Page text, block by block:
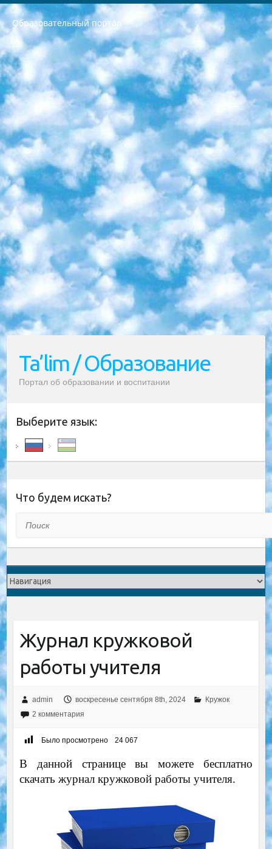
Образовательный портал
РЕСПУБЛИКА УЗБЕКИСТАН МИНИСТРЕРСТВО ДОШКОЛЬНОГО И ШКОЛЬНОГО ОБРАЗОВАНИЯ КОМАНДА в общеобразовательных учреждениях в 2023-2024 учебном году организация и проведение итоговой государственной аттестации обучающихся о Министра дошкольного и школьного образования Республики Узбекистан от 4 марта 2008 года (постановлением Минюста от 20 марта 2008 года № 1778 государственной регистрации) «Итоговое состояние учащихся общего среднего образования на основании положения об утверждении положения об аттестации общего среднего образования выпускной экзамен студентов в образовательных учреждениях в 2023-2024 учебном году В целях организации и прохождения аттестации приказываю: 1. Следующее: перечень предметов, по которым будет проводиться итоговая государственная аттестация и экзамен формы перевода согласно приложению 1; сертификаты международного образца, оценивающие уровень владения иностранными языками перечень согласно приложению 2; 2. Педагогический при специализированных образовательных учреждениях. научно-практический центр квалификации и международной оценки (Д.Давидова) 2024 г. До 25 марта: задания по предметам, по которым будет проводиться итоговая аттестация разработка и утверждение технических условий; итоговая аттестация на основании разработанного предметного задания разработка вопросов по предметам (устно и письменно), экзамен передача; общеобразовательные средние школы и специальные учебные заведения учащиеся выпускных классов школ и интернатов в агентской системе подготовка базы данных экзаменационных материалов и критериев оценки; перевод базы экзаменационных материалов на все языки обучения подать в Республиканский образовательный центр для изготовления; варианты экзаменов на основе разработанных контрольных материалов пусть будут поставлены задачи формирования. 3. Республиканский образовательный центр (Ш.Худайкулов) до 5 апреля 2024 года. до: база данных предоставленных экзаменационных материалов на все языки обучения перевод и экспертиза; для слепых, слабовидящих, глухих, слабослышащих и умственно отсталых детей учащиеся выпускных классов специализированных школ и школ-интернатов база данных экзаменационных материалов на всех преподаваемых языках подготовка критериев оценки; специализированные школы для умственно отсталых детей и технологии для учащихся выпускных классов школ-интернатов разработка соответствующих рекомендаций и критериев проведения ЕГЭ по естествознанию давать задания. 4. Педагогический при специализированных образовательных учреждениях. Научно-практический центр навыков и международной оценки (Д.Давидова), Республика образовательный центр (Худайкулов Ш.) итоговый государственный аттестационный экзамен ориентирован на творческое и логическое мышление при подготовке базы материалов учитывать введение заданий. 5. Следует отметить, что: сертификат государственного образца о знании общеобразовательного предмета и как минимум национальный уровень B1 по предметам на иностранных языках, указанным в Приложении 2. или международно признанный сертификат эквивалентного уровня студенты, изучающие определенный предмет, освобождаются от экзамена; по соответствующим предметам запланирована итоговая государственная аттестация за день до дня, путем жеребьевки Рабочей группой (в письменной форме по предметам, проводимым в форме) из числа сформированных вариантов выбрано 2 варианта; 2 выбранных варианта экзамена анонсированы на официальном сайте министерства и все выпускники по всей стране на основе этих вариантов проводит итоговую государственную аттестацию. 6. Государственное образование учащихся средних общеобразовательных учреждений. знания в соответствии с квалификационными требованиями, которые необходимо приобрести на основании стандартов итоговый (выпускной) контроль для 9 и 11 классов в целях тестирования Экзамены (далее – экзамены) состоят из предметов, перечисленных в приложении 1. будет сделано. 7. Экзамены пройдут с 26 мая по 15 июня 2024 г. (кроме науки физического воспитания). 8. Физическая для учащихся 9 классов общесредних образовательных учреждений. Экзамены по предмету «Образование, квалификация медицина» 1-6 мая 2024 года. сотрудники перевести под присмотр (с отклонениями в физическом или умственном развитии) специализированная школа для детей, школы-интернаты и со сколиозом школы-интернаты санаторного типа для больных детей исключены). 9. Он был слепым, слабовидящим и имел нарушения опорно-двигательного аппарата. экзамены в специализированных школах и интернатах для детей должны проводиться исходя из требований, предъявляемых к общеобразовательным учреждениям (физкультура кроме науки). 10. Специализированная школа для глухих и слабослышащих детей. и экзамены в интернатах и быть реализован в виде письменного теста по математике. 11. Специальность для умственно отсталых детей. Для 9 класса Родной язык и литературное письмо Государственный язык (язык обучения – узбекский). для неклассов) написано Математическое письмо Письменная/устная история Узбекистана Физическое воспитание практично Итоговый контроль Для 11 класса Написание родного языка и литературы (эссе) Математическое письмо Узбекский язык (обучение на узбекском языке) не посещающее общее среднее образование для учреждений)/Образовательное учреждение выбор письменный и устный Иностранный язык письменный/устный Письменная/устная история Узбекистана *По выбору студента:  Химия  Физика  Основы государственного права  География 10 бесплатных образовательных ресурсов - Мы составили подборку онлайн-проектов с интерактивными упражнениями, видеолекциями и статьями. Они помогут вам обрести новые и освежить старые знания бесплатно. 1. «ИНТУИТ» Старейшая образовательная площадка Рунета. Здесь вы найдёте сотни текстовых и видеокурсов на десятки различных тем — от программирования до психологии. Многие курсы подготовлены российскими университетами и крупными международными компаниями вроде Intel и Microsoft. Самостоятельное обучение бесплатное, но желающие могут оплатить услуги персональных наставников. 2. «Смартия» знакомит с актуальными профессиями и подсказывает, как им обучаться. Выбрав заинтересовавшую вас специальность — SMM-специалист, фотограф, веб-дизайнер или другую, — увидите список необходимых для неё умений. Чтобы вы могли освоить их самостоятельно, для каждого умения площадка отображает подборку ссылок на учебные материалы. Хотя «Смартия» ориентируется на русскоязычную аудиторию, часть контента всё же доступна только на английском. 3. «Лекторий Физтеха» Проект Московского физико-технического института (Физтеха). С его помощью вы можете смотреть онлайн серии лекций, записанные на видео в этом вузе. В числе доступных предметов — физика, биология, химия, информационные технологии и другие. К некоторым лекциям администрация ресурса прилагает готовые конспекты, которые можно скачивать в PDF-формате. 4. ITMOcourses Онлайн-площадка Санкт-Петербургского национального исследовательского университета информационных технологий, механики и оптики (ИТМО). Ресурс предоставляет свободный доступ к курсам, разработанным в этом вузе. Каталог материалов разбит на четыре категории: «Оптические системы и технологии», «Приборостроение и робототехника», «Информационные технологии» и «Биотехнологии». Курсы состоят из видеолекций, интерактивных демонстраций и заданий. 5. «КиберЛенинка» Электронная научная библиотека открытого доступа. Каталог площадки регулярно обрастает текстами статей из различных научных изданий. Сгруппированные по журналам и рубрикам публикации можно читать онлайн или скачивать целиком в PDF-формате. Проект нацелен на популяризацию науки за счёт открытого доступа к качественной информации. 6. «ПостНаука» На этом ресурсе публикуют подборки видеолекций, составленные экспертами из разных отраслей и объединённые общими темами. Среди них, к примеру, есть серии «Биоинформатика и геномика», «Культура средневековой Скандинавии» и Cinema Studies о теории кино. Каждая подборка лекций — логически связанная история, рассказанная экспертом от первого лица. Кроме того, на сайте появляются научно-образовательные статьи и тесты на разные темы. 7. «Newочём» Команда проекта «Newочём» отбирает самые интересные тексты из англоязычных СМИ и переводит те из них, за которые голосуют участники сообщества «ВКонтакте». По большей части это научно-популярные статьи. Редакторы придумывают лишь заголовки, в остальном содержание переводов соответствует оригиналам. Полные тексты можно читать прямо в социальной сети. 8. InternetUrok Онлайн-база материалов по основным дисциплинам школьной программы. Информация на сайте структурирована по классам, предметам и темам (урокам). Каждый урок состоит из видеолекций и конспектов. Есть также интерактивные тренажёры и тесты для закрепления пройденного материала. Даже если вы давно окончили школу, возможность повторить программу старших классов всегда может пригодиться. 9. Edutainme Ещё один ресурс об образовании. В отличие от Newtonew, как мне кажется, Edutainme больше ориентируется на представителей индустрии: педагогов, предпринимателей, разработчиков образовательных проектов. Но и любой, кто просто стремится к саморазвитию, найдёт на сайте много полезного и интересного для себя. Например, информацию о новых курсах и образовательных сервисах. 10. Newtonew Онлайн-медиа об образовании и обучении в широком смысле. Авторы Newtonew пишут об инструментах, заведениях, тактиках и стратегиях, которые помогают учить других и получать новые знания самостоятельно. На этой площадке вы найдёте новости, обзоры, аналитические мат
Ta’lim / Образование
Портал об образовании и воспитании
Выберите язык:
Что будем искать?
Журнал кружковой
работы учителя
admin воскресенье сентября 8th, 2024
Кружок
2 комментария
Было просмотрено 24 067
В данной странице вы можете бесплатно
скачать журнал кружковой работы учителя.